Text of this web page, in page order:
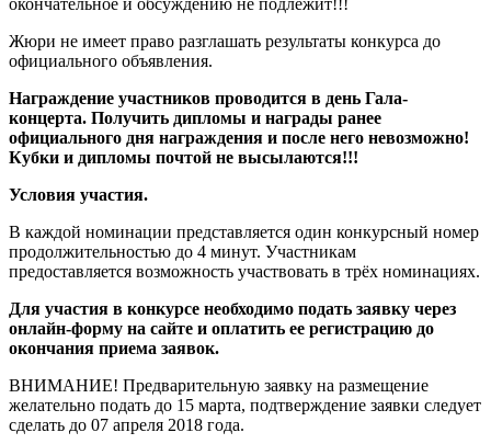
Жюри не имеет право разглашать результаты конкурса до
официального объявления.
Награждение участников проводится в день Гала-
концерта. Получить дипломы и награды ранее
официального дня награждения и после него невозможно!
Кубки и дипломы почтой не высылаются!!!
Условия участия.
В каждой номинации представляется один конкурсный номер
продолжительностью до 4 минут. Участникам
предоставляется возможность участвовать в трёх номинациях.
Для участия в конкурсе необходимо подать заявку через
онлайн-форму на сайте и оплатить ее регистрацию до
окончания приема заявок.
ВНИМАНИЕ! Предварительную заявку на размещение
желательно подать до 15 марта, подтверждение заявки следует
сделать до 07 апреля 2018 года.